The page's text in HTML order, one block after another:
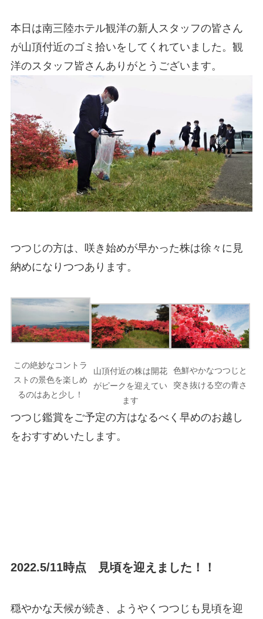
本日は南三陸ホテル観洋の新人スタッフの皆さん
が山頂付近のゴミ拾いをしてくれていました。観
洋のスタッフ皆さんありがとうございます。
つつじの方は、咲き始めが早かった株は徐々に見
納めになりつつあります。
この絶妙なコントラ
ストの景色を楽しめ
るのはあと少し！
山頂付近の株は開花
がピークを迎えてい
ます
色鮮やかなつつじと
突き抜ける空の青さ
つつじ鑑賞をご予定の方はなるべく早めのお越し
をおすすめいたします。
2022.5/11時点 見頃を迎えました！！
穏やかな天候が続き、ようやくつつじも見頃を迎